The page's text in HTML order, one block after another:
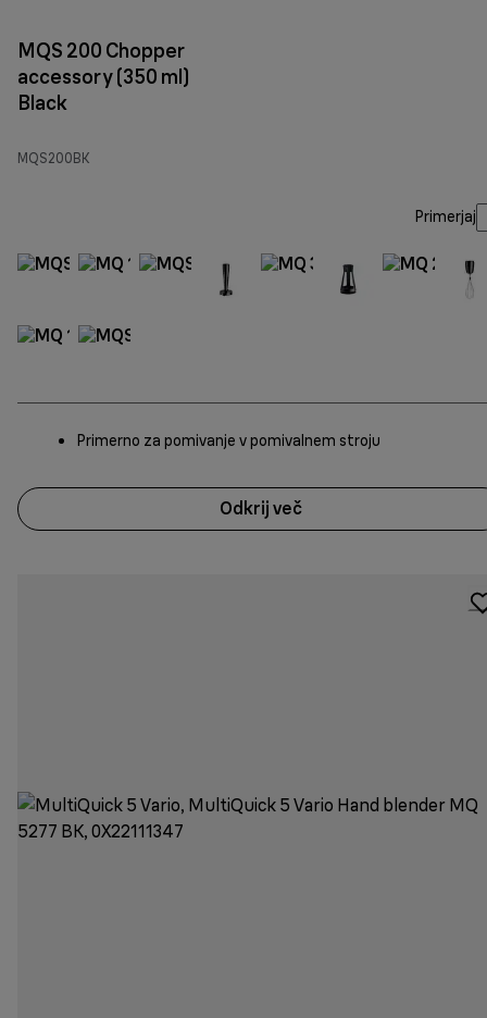
MQS 200 Chopper
accessory (350 ml)
Black
MQS200BK
Primerjaj
Primerno za pomivanje v pomivalnem stroju
Odkrij več